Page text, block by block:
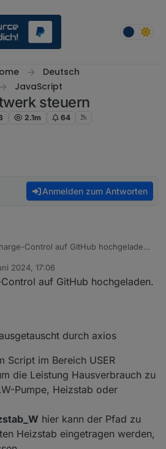
Deutsch
JavaScript
steuern
2.1m 64
Anmelden zum Antworten
Control auf GitHub hochgeladen.
bis zum
reicht, wird das Entladen der
und nicht mehr gestoppt, bis
Neuberechnung des Batterie SOC
ID
Wenn das Script
zusammen mit dem Script "my-pv
setzen.
und "my-pv Heizstab"
ORuessel Programmier und sind beide
habe, kann ich das Script von
testen.
eröffnen
2024, 17:06
auf GitHub hochgeladen.
durch axios
Script im Bereich USER
die Leistung Hausverbrauch zu
Pumpe, Heizstab oder
hier kann der Pfad zu
Heizstab eingetragen werden,